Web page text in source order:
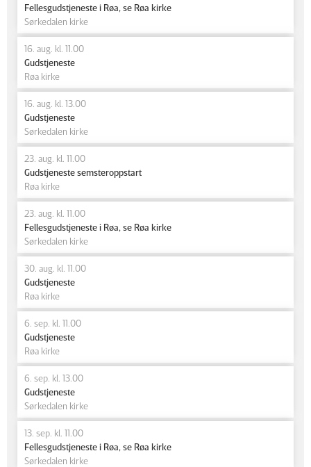
Fellesgudstjeneste i Røa, se Røa kirke
Sørkedalen kirke
16. aug. kl. 11.00
Gudstjeneste
Røa kirke
16. aug. kl. 13.00
Gudstjeneste
Sørkedalen kirke
23. aug. kl. 11.00
Gudstjeneste semsteroppstart
Røa kirke
23. aug. kl. 11.00
Fellesgudstjeneste i Røa, se Røa kirke
Sørkedalen kirke
30. aug. kl. 11.00
Gudstjeneste
Røa kirke
6. sep. kl. 11.00
Gudstjeneste
Røa kirke
6. sep. kl. 13.00
Gudstjeneste
Sørkedalen kirke
13. sep. kl. 11.00
Fellesgudstjeneste i Røa, se Røa kirke
Sørkedalen kirke